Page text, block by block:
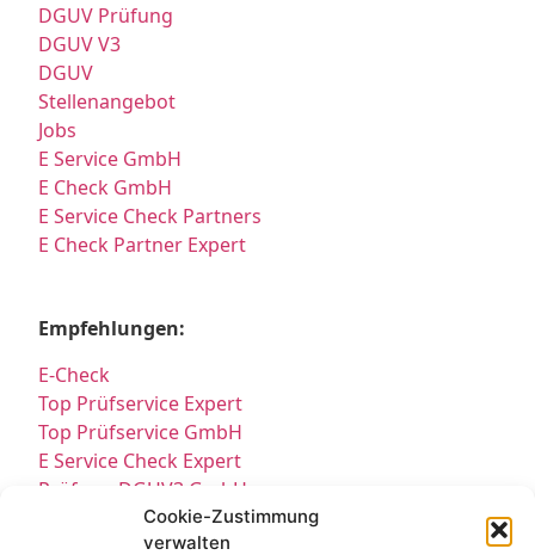
Cookie-Zustimmung
verwalten
DGUV Prüfung
DGUV V3
DGUV
Stellenangebot
Jobs
E Service GmbH
E Check GmbH
E Service Check Partners
E Check Partner Expert
Empfehlungen:
E-Check
Top Prüfservice Expert
Top Prüfservice GmbH
E Service Check Expert
Prüfung DGUV3 GmbH
Sicherheitsprüfungen Partners
Sicherheitsprüfungen Expert